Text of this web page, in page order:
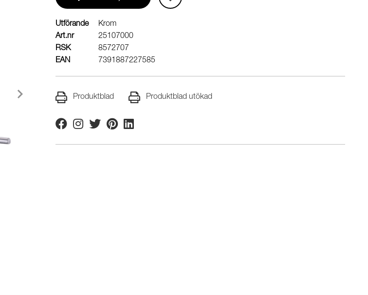
Utförande
Krom
Art.nr
25107000
RSK
8572707
EAN
7391887227585
Produktblad Produktblad utökad
FacebookInstagram
TwitterPinterestLinkedin